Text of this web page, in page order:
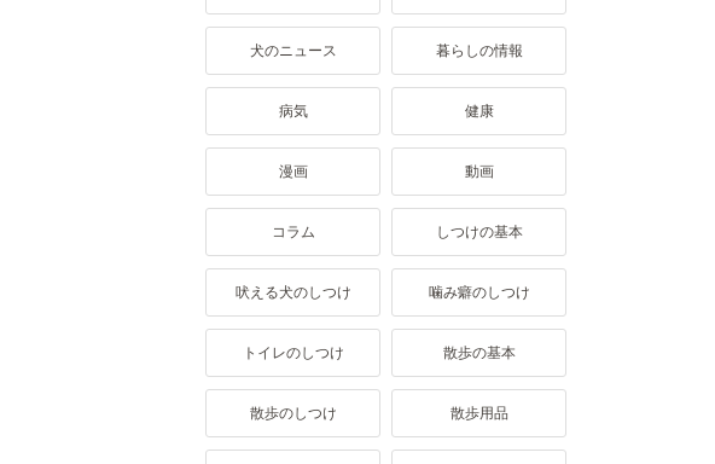
犬のニュース 暮らしの情報
病気 健康
漫画 動画
コラム しつけの基本
吠える犬のしつけ 噛み癖のしつけ
トイレのしつけ 散歩の基本
散歩のしつけ 散歩用品